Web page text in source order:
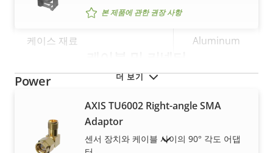
재도색 가능
케이스 재료 Aluminum
Power
설
전원(최대)
전원(평균) 1.00 W
더 보기
본 제품에 관한 권장 사항
AXIS TU6002 Right-angle SMA
Adaptor
센서 장치와 케이블 사이의 90° 각도 어댑
단종 제품 표시